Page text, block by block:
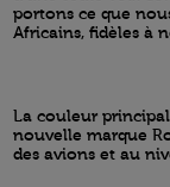
portons ce que
Africains, fidèles à
La couleur
nouvelle marque
des avions et au